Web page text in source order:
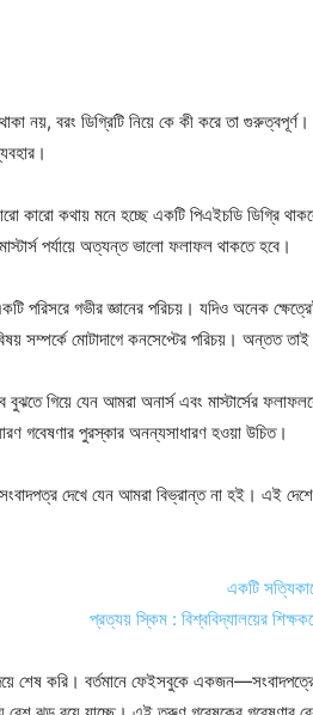
নয়, বরং ডিগ্রিটি নিয়ে কে কী করে তা
কারো কথায় মনে হচ্ছে একটি পিএইচডি ডিগ্রি
পর্যায়ে অত্যন্ত ভালো ফলাফল থাকতে হবে।
পরিসরে গভীর জ্ঞানের পরিচয়। যদিও অনেক
সম্পর্কে মোটাদাগে কনসেপ্টের পরিচয়। অন্তত তাই
গিয়ে যেন আমরা অনার্স এবং মাস্টার্সের
গবেষণার পুরস্কার অনন্যসাধারণ হওয়া উচিত।
সংবাদপত্র দেখে যেন আমরা বিভ্রান্ত না হই। এই
একটি
প্রত্যয় স্কিম : বিশ্ববিদ্যালয়ের
শেষ করি। বর্তমানে ফেইসবুকে একজন—সংবাদপত্রের